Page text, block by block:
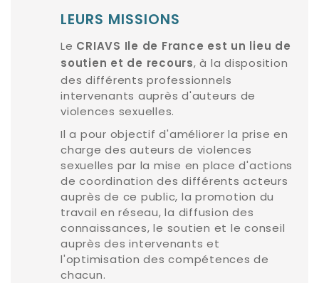
LEURS MISSIONS
Le CRIAVS Ile de France est un lieu de
soutien et de recours, à la disposition
des différents professionnels
intervenants auprès d'auteurs de
violences sexuelles.
Il a pour objectif d'améliorer la prise en
charge des auteurs de violences
sexuelles par la mise en place d'actions
de coordination des différents acteurs
auprès de ce public, la promotion du
travail en réseau, la diffusion des
connaissances, le soutien et le conseil
auprès des intervenants et
l'optimisation des compétences de
chacun.